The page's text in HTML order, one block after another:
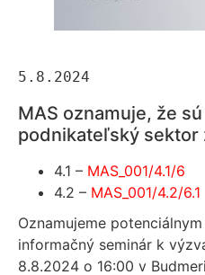
5.8.2024
MAS oznamuje, že
podnikateľský sektor
4.1 – MAS_001/4.1/6
4.2 – MAS_001/4.2/6.1
Oznamujeme
informačný seminár k
8.8.2024 o 16:00 v